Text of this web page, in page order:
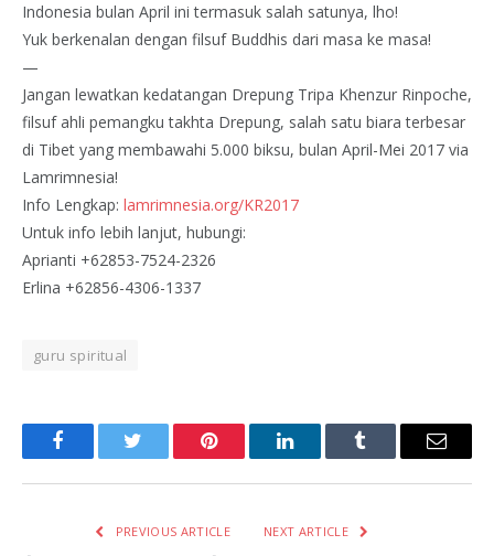
Indonesia bulan April ini termasuk salah satunya, lho!
Yuk berkenalan dengan filsuf Buddhis dari masa ke masa!
—
Jangan lewatkan kedatangan Drepung Tripa Khenzur Rinpoche,
filsuf ahli pemangku takhta Drepung, salah satu biara terbesar
di Tibet yang membawahi 5.000 biksu, bulan April-Mei 2017 via
Lamrimnesia!
Info Lengkap: lamrimnesia.org/KR2017
Untuk info lebih lanjut, hubungi:
Aprianti +62853-7524-2326
Erlina +62856-4306-1337
guru spiritual
FacebookTwitter Pinterest LinkedInTumblr Email
PREVIOUS ARTICLE NEXT ARTICLE